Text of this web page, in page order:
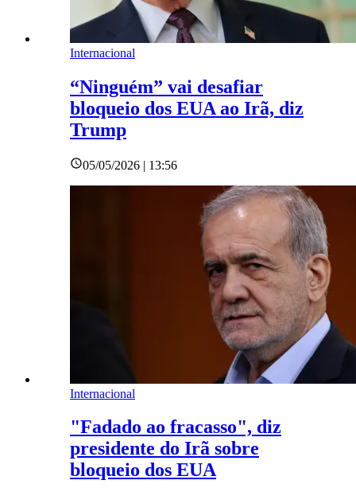
Internacional
“Ninguém” vai desafiar
bloqueio dos EUA ao Irã, diz
Trump
05/05/2026 | 13:56
Internacional
"Fadado ao fracasso", diz
presidente do Irã sobre
bloqueio dos EUA